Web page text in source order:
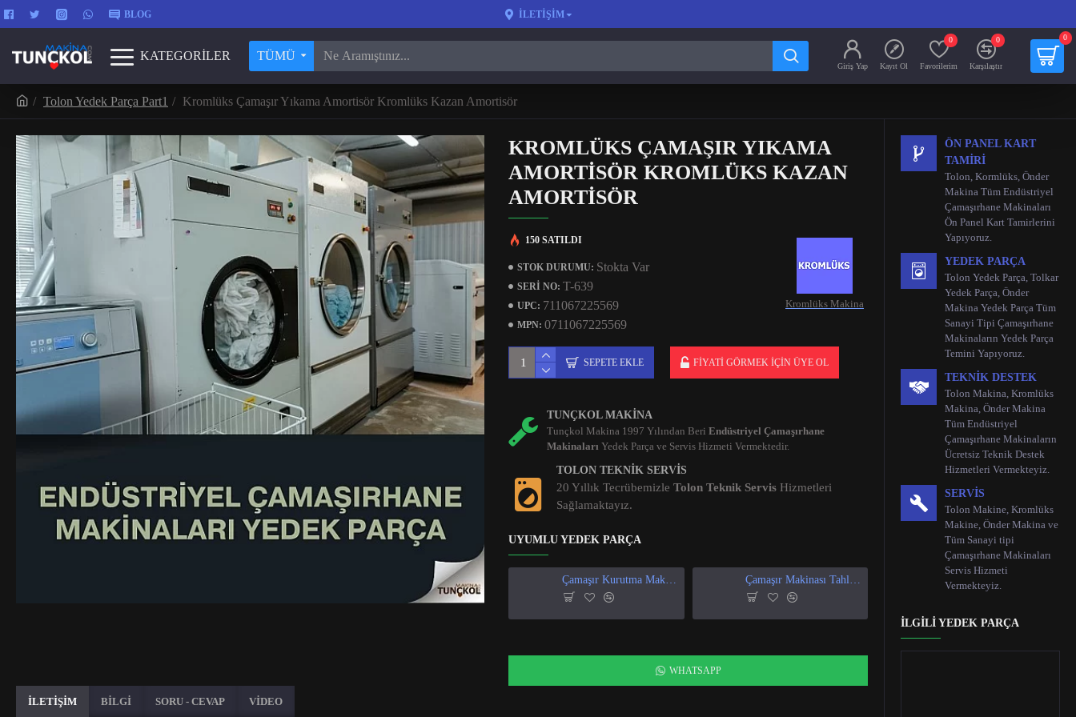
BLOG İLETIŞIM
KATEGORİLER TÜMÜ
Giriş Yap Kayıt Ol Favorilerim
0
Karşılaştır
0 0
Tolon Yedek Parça Part1 Kromlüks Çamaşır Yıkama Amortisör Kromlüks Kazan Amortisör
KROMLÜKS ÇAMAŞIR YIKAMA
AMORTISÖR KROMLÜKS KAZAN
AMORTISÖR
STOK DURUMU: Stokta Var
SERI NO: T-639
UPC: 711067225569
MPN: 0711067225569
Kromlüks Makina
150 SATILDI
SEPETE EKLE FIYATI GÖRMEK İÇIN ÜYE OL
TUNÇKOL MAKINA
Tunçkol Makina 1997 Yılından BeriEndüstriyel Çamaşırhane
Makinaları Yedek Parça ve Servis Hizmeti Vermektedir.
TOLON TEKNIK SERVIS
20 Yıllık TecrübemizleTolon Teknik Servis Hizmetleri
Sağlamaktayız.
UYUMLU YEDEK PARÇA
Çamaşır Kurutma Makinası Isı Ve Nem Sensör Çamaşır Makinası Tahliye Vanası
WHATSAPP
İLETİŞİM BİLGİ SORU - CEVAP VİDEO
ÖN PANEL KART
TAMIRI
Tolon, Kormlüks, Önder
Makina Tüm Endüstriyel
Çamaşırhane Makinaları
Ön Panel Kart Tamirlerini
Yapıyoruz.
YEDEK PARÇA
Tolon Yedek Parça, Tolkar
Yedek Parça, Önder
Makina Yedek Parça Tüm
Sanayi Tipi Çamaşırhane
Makinaların Yedek Parça
Temini Yapıyoruz.
TEKNIK DESTEK
Tolon Makina, Kromlüks
Makina, Önder Makina
Tüm Endüstriyel
Çamaşırhane Makinaların
Ücretsiz Teknik Destek
Hizmetleri Vermekteyiz.
SERVIS
Tolon Makine, Kromlüks
Makine, Önder Makina ve
Tüm Sanayi tipi
Çamaşırhane Makinaları
Servis Hizmeti
Vermekteyiz.
İLGILI YEDEK PARÇA